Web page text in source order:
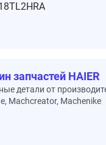
запчастей HAIER
детали от
Machcreator, Machenike